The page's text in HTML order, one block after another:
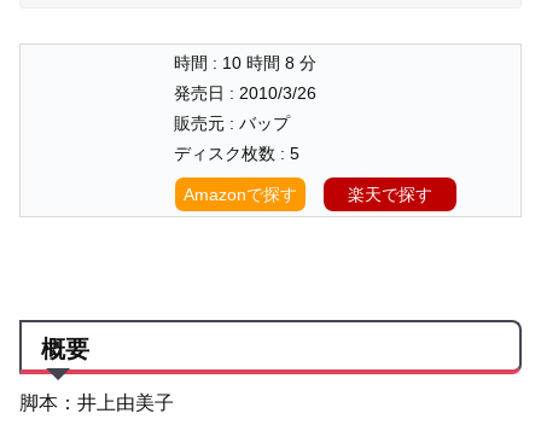
時間 : 10 時間 8 分
発売日 : 2010/3/26
販売元 : バップ
ディスク枚数 : 5
Amazonで探す 楽天で探す
概要
脚本：井上由美子